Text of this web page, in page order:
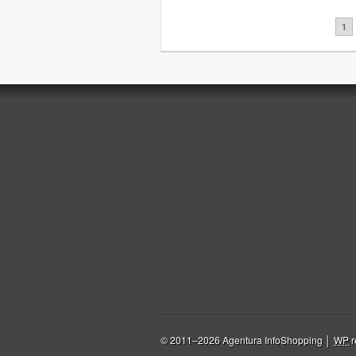
1
© 2011–2026 Agentura InfoShopping │ WP